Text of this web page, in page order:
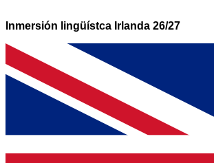
Inmersión lingüístca Irlanda 26/27